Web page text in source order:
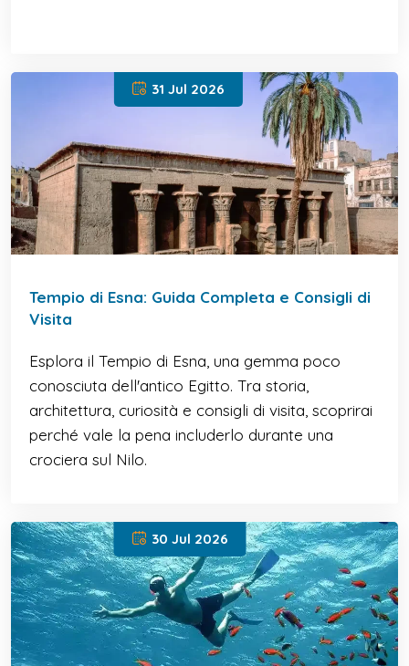
31 Jul 2026
Tempio di Esna: Guida Completa e Consigli di
Visita
Esplora il Tempio di Esna, una gemma poco
conosciuta dell'antico Egitto. Tra storia,
architettura, curiosità e consigli di visita, scoprirai
perché vale la pena includerlo durante una
crociera sul Nilo.
30 Jul 2026